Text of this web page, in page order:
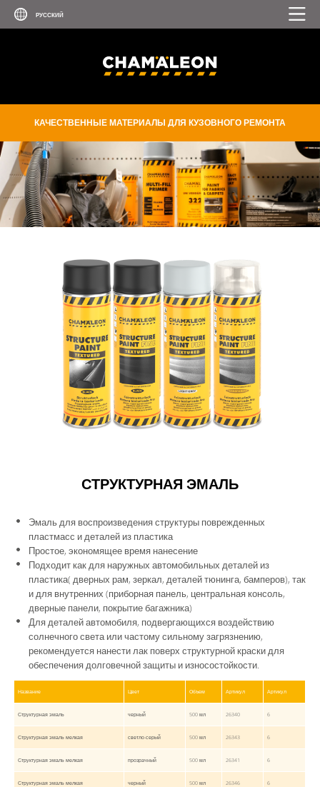
КАЧЕСТВЕННЫЕ МАТЕРИАЛЫ ДЛЯ КУЗОВНОГО РЕМОНТА
СТРУКТУРНАЯ ЭМАЛЬ
Эмаль для воспроизведения структуры поврежденных
пластмасс и деталей из пластика
Простое, экономящее время нанесение
Подходит как для наружных автомобильных деталей из
пластика( дверных рам, зеркал, деталей тюнинга, бамперов), так
и для внутренних (приборная панель, центральная консоль,
дверные панели, покрытие багажника)
Для деталей автомобиля, подвергающихся воздействию
солнечного света или частому сильному загрязнению,
рекомендуется нанести лак поверх структурной краски для
обеспечения долговечной защиты и износостойкости.
Название Цвет Объем Артикул Артикул
Структурная эмаль черный 500 мл 26340 6
Структурная эмаль мелкая светло-серый 500 мл 26343 6
Структурная эмаль мелкая прозрачный 500 мл 26341 6
Структурная эмаль мелкая черный 500 мл 26346 6